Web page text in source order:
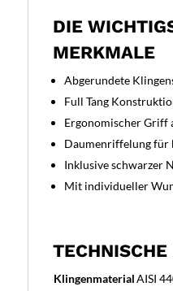
DIE
MERKMALE
Abgerundete
Full Tang
Ergonomischer Griff
Daumenriffelung für
Inklusive schwarzer
Mit individueller
TECHNISCHE
KlingenmaterialAISI